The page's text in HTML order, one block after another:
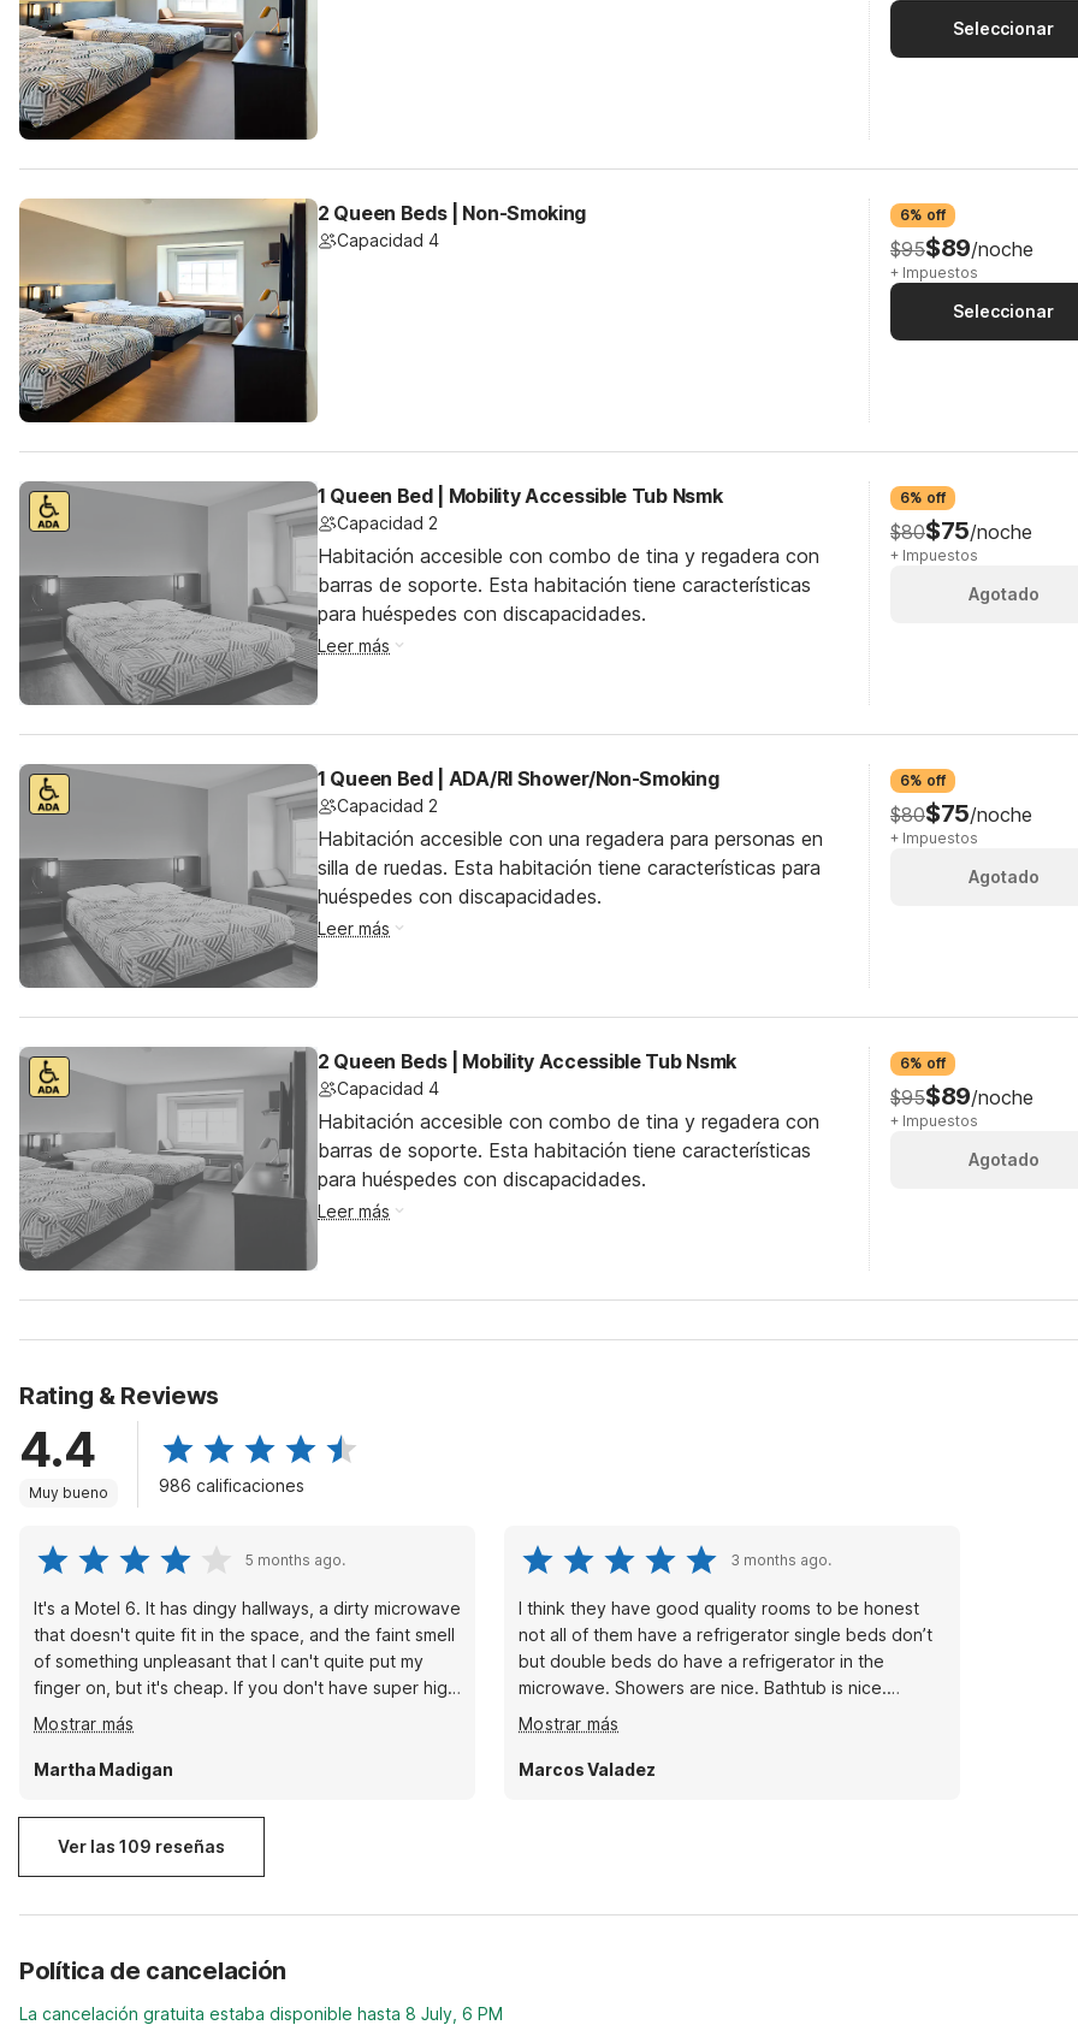
Seleccionar
2 Queen Beds | Non-Smoking
Capacidad 4
6% off
$95$89/noche
+ Impuestos
Seleccionar
1 Queen Bed | Mobility Accessible Tub Nsmk
Capacidad 2
Habitación accesible con combo de tina y regadera con
barras de soporte. Esta habitación tiene características
para huéspedes con discapacidades.
Leer más
6% off
$80$75/noche
+ Impuestos
Agotado
1 Queen Bed | ADA/RI Shower/Non-Smoking
Capacidad 2
Habitación accesible con una regadera para personas en
silla de ruedas. Esta habitación tiene características para
huéspedes con discapacidades.
Leer más
6% off
$80$75/noche
+ Impuestos
Agotado
2 Queen Beds | Mobility Accessible Tub Nsmk
Capacidad 4
Habitación accesible con combo de tina y regadera con
barras de soporte. Esta habitación tiene características
para huéspedes con discapacidades.
Leer más
6% off
$95$89/noche
+ Impuestos
Agotado
Rating & Reviews
4.4
Muy bueno 986 calificaciones
5 months ago.
It's a Motel 6. It has dingy hallways, a dirty microwave
that doesn't quite fit in the space, and the faint smell
of something unpleasant that I can't quite put my
finger on, but it's cheap. If you don't have super high
expectations it's really not bad. The renovations
appear to be mostly lipstick on a pig, but the bed
was very comfortable and the bathroom has nice
Comfort inn I stayed in the night before. Plus they let
me bring my dog.
Mostrar más
Martha Madigan
3 months ago.
I think they have good quality rooms to be honest
not all of them have a refrigerator single beds don’t
but double beds do have a refrigerator in the
microwave. Showers are nice. Bathtub is nice.
Unfortunately it is. I don’t know. I felt like the single
should have a refrigerator, but that’s if you ask me
overall good experience helpful staff when needed
Mostrar más
Marcos Valadez
Ver las 109 reseñas
Política de cancelación
La cancelación gratuita estaba disponible hasta 8 July, 6 PM